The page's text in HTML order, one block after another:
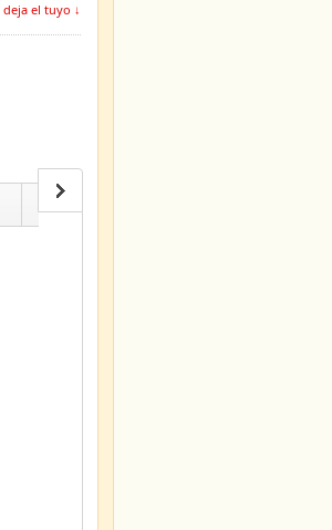
deja el tuyo ↓